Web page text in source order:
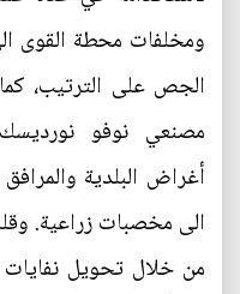
ومخلفات محطة القوى
الجص على الترتيب،
مصنعي نوفو
أغراض البلدية
الى مخصبات زراعية.
من خلال تحويل نفايات